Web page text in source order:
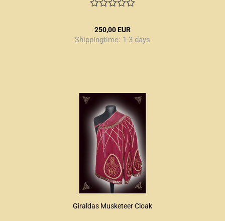
250,00 EUR
Shippingtime: 1-3 days
Giraldas Musketeer Cloak